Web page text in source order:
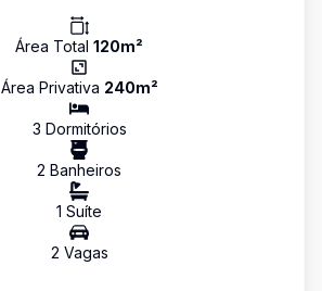
Área Total 120m²
Área Privativa 240m²
3 Dormitórios
2 Banheiros
1 Suíte
2 Vagas